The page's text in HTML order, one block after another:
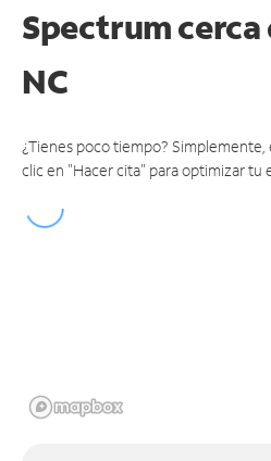
Spectrumcerca
NC
¿Tienes poco tiempo?
clic en "Hacer cita" para optimizar tu